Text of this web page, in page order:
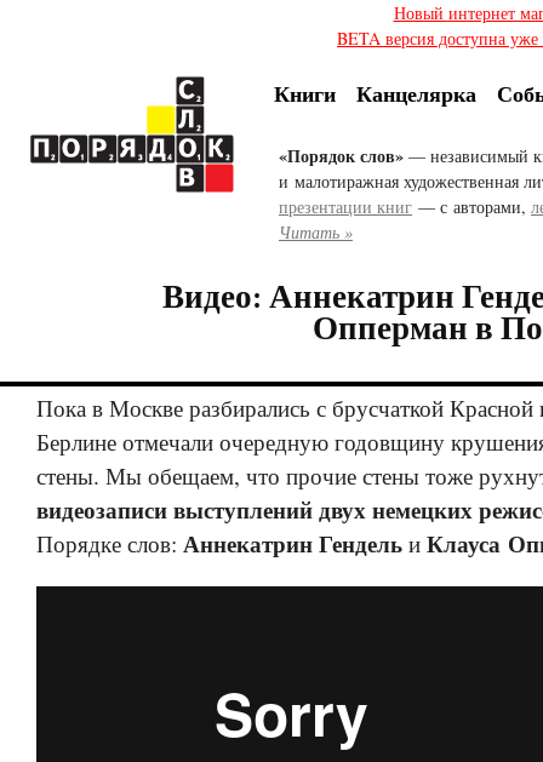
Новый интернет
BETA версия доступна
Книги Канцелярка
«Порядок слов» — независимый
и малотиражная художественная
презентации книг — с авторами,
Читать »
Видео: Аннекатрин
Опперман в
Пока в Москве разбирались с брусчаткой
Берлине отмечали очередную годовщину
стены. Мы обещаем, что прочие стены тоже
видеозаписи выступлений двух немецких
Порядке слов: Аннекатрин Гендель и Клауса